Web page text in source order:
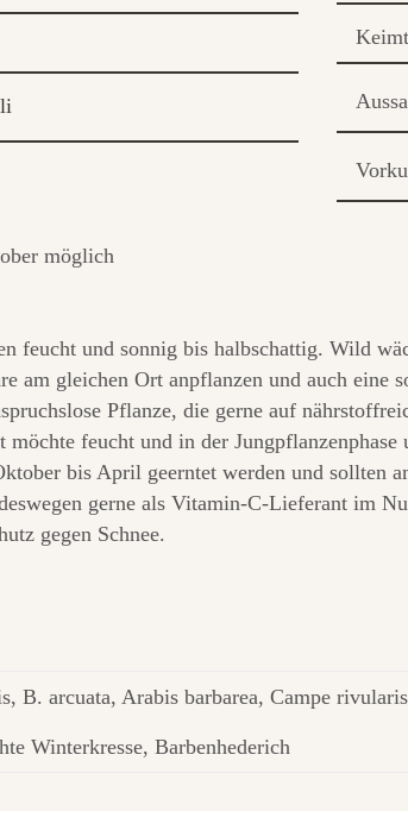
möglich
feucht und sonnig bis halbschattig. Wild
am gleichen Ort anpflanzen und auch eine
Pflanze, die gerne auf
möchte feucht und in der
bis April geerntet werden und sollten
gerne als Vitamin-C-Lieferant im
gegen Schnee.
B. arcuata, Arabis barbarea, Campe
Winterkresse, Barbenhederich